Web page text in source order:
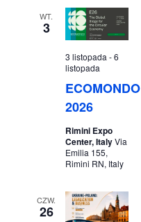
WT.
3
ECOMONDO
2026
3 listopada -6
listopada
Rimini Expo
Center, ItalyVia
Emilia 155,
Rimini RN, Italy
CZW.
26